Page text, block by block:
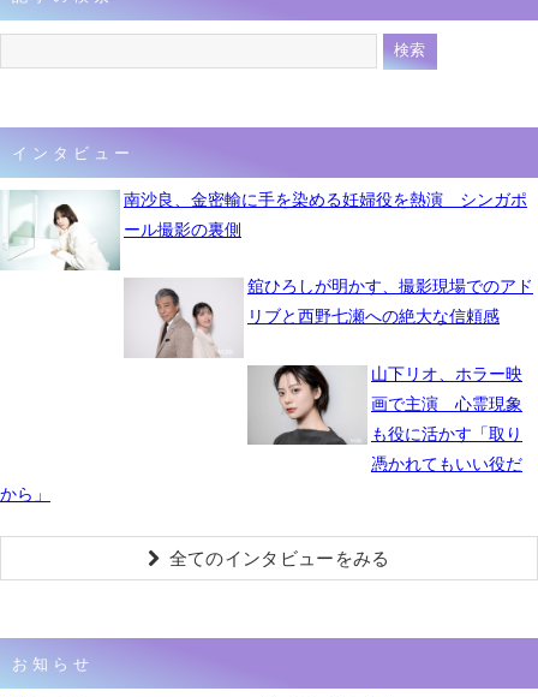
インタビュー
南沙良、金密輸に手を染める妊婦役を熱演 シンガポ
ール撮影の裏側
舘ひろしが明かす、撮影現場でのアド
リブと西野七瀬への絶大な信頼感
山下リオ、ホラー映
画で主演 心霊現象
も役に活かす「取り
憑かれてもいい役だ
から」
全てのインタビューをみる
お知らせ